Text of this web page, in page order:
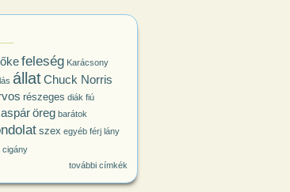
feleség Karácsony
állatChuck Norris
részeges diák fiú
öreg barátok
szex egyéb férj lány
cigány
további címkék